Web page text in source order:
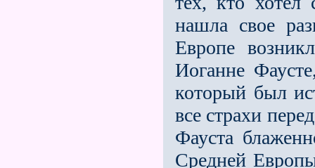
нашла своe
Европе
Иоганне
который был
все страхи
Фауста
Средней